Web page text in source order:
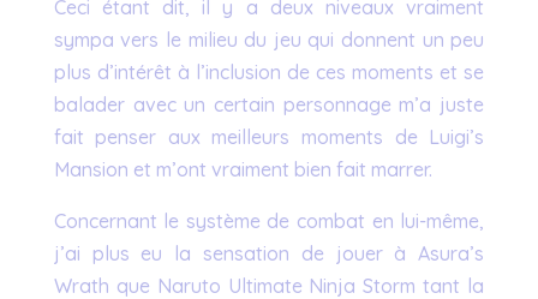
Ceci étant dit, il y a deux niveaux vraiment
sympa vers le milieu du jeu qui donnent un peu
plus d’intérêt à l’inclusion de ces moments et se
balader avec un certain personnage m’a juste
fait penser aux meilleurs moments de Luigi’s
Mansion et m’ont vraiment bien fait marrer.
Concernant le système de combat en lui-même,
j’ai plus eu la sensation de jouer à Asura’s
Wrath que Naruto Ultimate Ninja Storm tant la